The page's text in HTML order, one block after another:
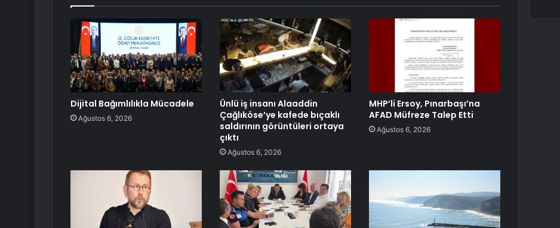
Dijital Bağımlılıkla Mücadele
Ağustos 6, 2026
Ünlü iş insanı Alaaddin
Çağlıköse’ye kafede bıçaklı
saldırının görüntüleri ortaya
çıktı
Ağustos 6, 2026
MHP’li Ersoy, Pınarbaşı’na
AFAD Müfreze Talep Etti
Ağustos 6, 2026